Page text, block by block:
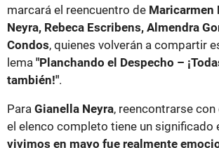
marcará el reencuentro de Maricarmen
Neyra, Rebeca Escribens, Almendra
Condos, quienes volverán a compartir
lema "Planchando el Despecho –
también!".
Para Gianella Neyra, reencontrarse
el elenco completo tiene un significado
vivimos en mayo fue realmente